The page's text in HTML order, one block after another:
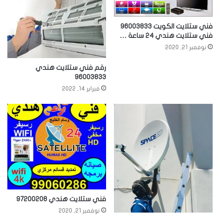
فني ستلايت الكويت 96003833
فني ستلايت هندي 24 ساعة …
نوفمبر 21, 2020
رقم فني ستلايت هندي
96003833
فبراير 14, 2022
فني ستلايت هندي 97200208
نوفمبر 21, 2020